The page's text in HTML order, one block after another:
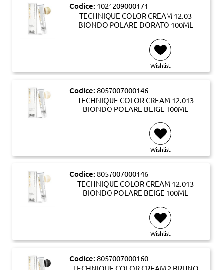
Codice: 1021209000171
TECHNIQUE COLOR CREAM 12.03
BIONDO POLARE DORATO 100ML
Wishlist
Codice: 8057007000146
TECHNIQUE COLOR CREAM 12.013
BIONDO POLARE BEIGE 100ML
Wishlist
Codice: 8057007000146
TECHNIQUE COLOR CREAM 12.013
BIONDO POLARE BEIGE 100ML
Wishlist
Codice: 8057007000160
TECHNIQUE COLOR CREAM 2 BRUNO